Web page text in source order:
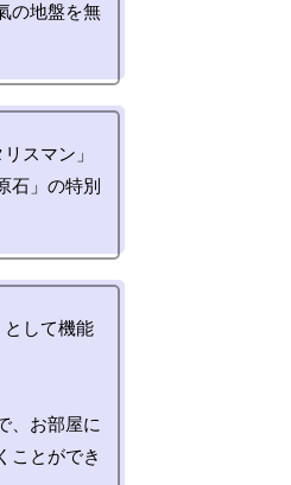
の地盤を無
スマン」
石」の特別
して機能
、お部屋に
ことができ